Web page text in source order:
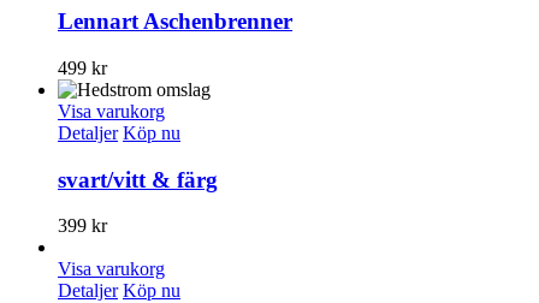
Lennart Aschenbrenner
499 kr
Visa varukorg
Detaljer Köp nu
svart/vitt & färg
399 kr
Visa varukorg
Detaljer Köp nu